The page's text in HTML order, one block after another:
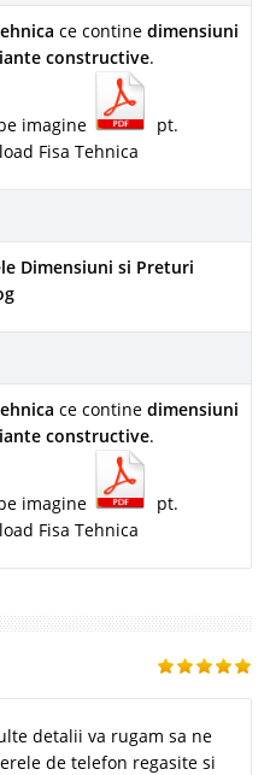
ce contine dimensiuni
constructive.
imagine
pt.
Fisa Tehnica
Dimensiuni si Preturi
ce contine dimensiuni
constructive.
imagine
pt.
Fisa Tehnica
detalii va rugam sa ne
de telefon regasite si